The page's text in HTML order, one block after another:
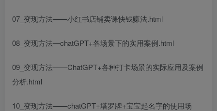
07_变现方法——小红书店铺卖课快钱赚法.html
08_变现方法—chatGPT+各场景下的实用案例.html
09_变现方法——ChatGPT+各种打卡场景的实际应用及案例
分析.html
10_变现方法——chatGPT+塔罗牌+宝宝起名字的使用场